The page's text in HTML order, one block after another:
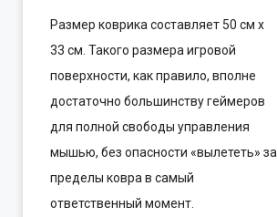
Размер коврика составляет 50 см х
33 см. Такого размера игровой
поверхности, как правило, вполне
достаточно большинству геймеров
для полной свободы управления
мышью, без опасности «вылететь» за
пределы ковра в самый
ответственный момент.